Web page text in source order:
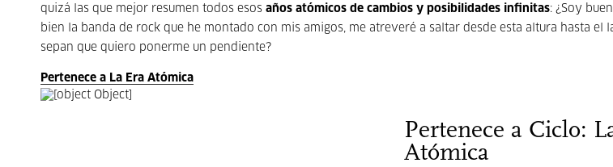
quizá las que mejor resumen todos esos años atómicos de cambios y posibilidades infinitas: ¿Soy
bien la banda de rock que he montado con mis amigos, me atreveré a saltar desde esta altura hasta el
sepan que quiero ponerme un pendiente?
Pertenece a La Era Atómica
Pertenece a Ciclo:
Atómica